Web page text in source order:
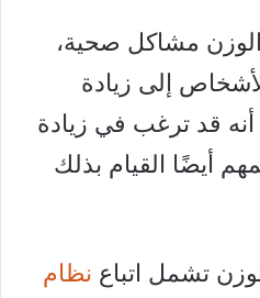
مشاكل صحية،
إلى زيادة
قد ترغب في زيادة
أيضًا القيام بذلك
تشمل اتباع نظام